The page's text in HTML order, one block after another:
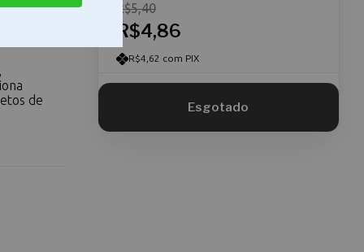
Adulta
de
R$4,86
R$5,40
R$4,62 com PIX